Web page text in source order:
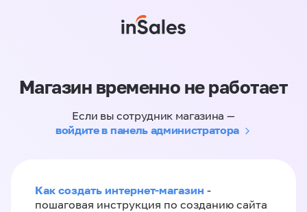
Магазин временно не работает
Если вы сотрудник магазина —
войдите в панель администратора
Как создать интернет-магазин -
пошаговая инструкция по созданию сайта